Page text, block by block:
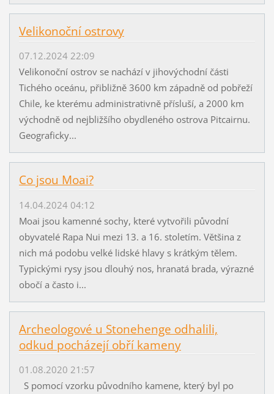
Velikonoční ostrovy
07.12.2024 22:09
Velikonoční ostrov se nachází v jihovýchodní části
Tichého oceánu, přibližně 3600 km západně od pobřeží
Chile, ke kterému administrativně přísluší, a 2000 km
východně od nejbližšího obydleného ostrova Pitcairnu.
Geograficky...
Co jsou Moai?
14.04.2024 04:12
Moai jsou kamenné sochy, které vytvořili původní
obyvatelé Rapa Nui mezi 13. a 16. stoletím. Většina z
nich má podobu velké lidské hlavy s krátkým tělem.
Typickými rysy jsou dlouhý nos, hranatá brada, výrazné
obočí a často i...
Archeologové u Stonehenge odhalili,
odkud pocházejí obří kameny
01.08.2020 21:57
S pomocí vzorku původního kamene, který byl po